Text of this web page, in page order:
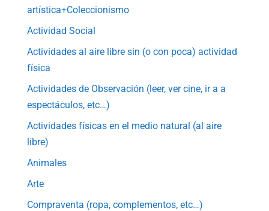
artística+Coleccionismo
Actividad Social
Actividades al aire libre sin (o con poca) actividad
física
Actividades de Observación (leer, ver cine, ir a a
espectáculos, etc…)
Actividades físicas en el medio natural (al aire
libre)
Animales
Arte
Compraventa (ropa, complementos, etc…)